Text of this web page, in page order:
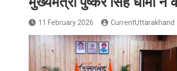
11 February 2026 CurrentUttarakhand